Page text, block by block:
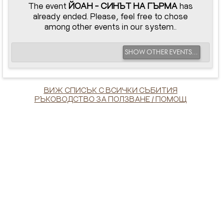
The event ЙОАН - СИНЪТ НА ГЪРМАhas
already ended. Please, feel free to chose
among other events in our system..
SHOW OTHER EVENTS...
ВИЖ СПИСЪК С ВСИЧКИ СЪБИТИЯ
РЪКОВОДСТВО ЗА ПОЛЗВАНЕ / ПОМОЩ